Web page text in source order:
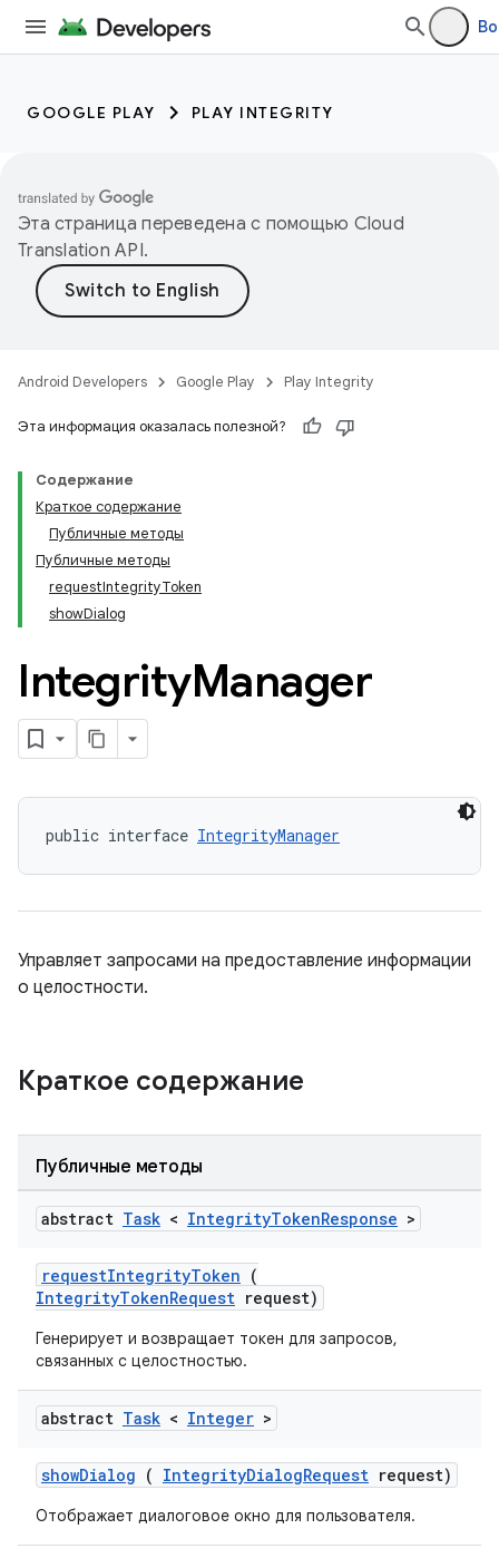
GOOGLE PLAY PLAY INTEGRITY
Эта страница переведена с помощью Cloud
Translation API.
Android Developers Google Play Play Integrity
Эта информация оказалась полезной?
Содержание
Краткое содержание
Публичные методы
Публичные методы
requestIntegrityToken
showDialog
IntegrityManager
public interface IntegrityManager
Управляет запросами на предоставление информации
о целостности.
Краткое содержание
Публичные методы
abstract Task < IntegrityTokenResponse >
requestIntegrityToken (
IntegrityTokenRequest request)
Генерирует и возвращает токен для запросов,
связанных с целостностью.
abstract Task < Integer >
showDialog ( IntegrityDialogRequest request)
Отображает диалоговое окно для пользователя.